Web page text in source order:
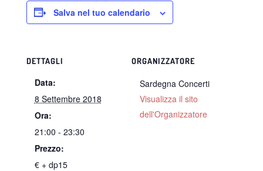
Salva nel tuo calendario
DETTAGLI
Data:
8 Settembre 2018
Ora:
21:00 - 23:30
Prezzo:
€ + dp15
ORGANIZZATORE
Sardegna Concerti
Visualizza il sito
dell'Organizzatore